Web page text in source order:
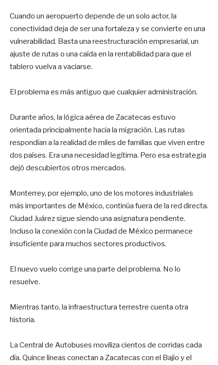
Cuando un aeropuerto depende de un solo actor, la
conectividad deja de ser una fortaleza y se convierte en una
vulnerabilidad. Basta una reestructuración empresarial, un
ajuste de rutas o una caída en la rentabilidad para que el
tablero vuelva a vaciarse.
El problema es más antiguo que cualquier administración.
Durante años, la lógica aérea de Zacatecas estuvo
orientada principalmente hacia la migración. Las rutas
respondían a la realidad de miles de familias que viven entre
dos países. Era una necesidad legítima. Pero esa estrategia
dejó descubiertos otros mercados.
Monterrey, por ejemplo, uno de los motores industriales
más importantes de México, continúa fuera de la red directa.
Ciudad Juárez sigue siendo una asignatura pendiente.
Incluso la conexión con la Ciudad de México permanece
insuficiente para muchos sectores productivos.
El nuevo vuelo corrige una parte del problema. No lo
resuelve.
Mientras tanto, la infraestructura terrestre cuenta otra
historia.
La Central de Autobuses moviliza cientos de corridas cada
día. Quince líneas conectan a Zacatecas con el Bajío y el